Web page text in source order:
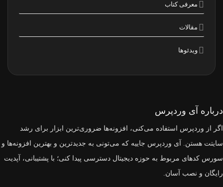
معرفی کتاب
مقالات
ویدئوها
درباره آی وردپرس
اگر از وردپرس استفاده می‌کنی، افزونه‌ها ضروری‌ترین ابزار برای رشد
سایتت هستن. آی وردپرس جاییه که می‌تونی به جدیدترین و بهترین افزونه‌ها و
سورس‌ کدهای مربوط به حوزه دیجیتال دسترسی پیدا کنی؛ با پشتیبانی، آپدیت
رایگان و نصب آسان.